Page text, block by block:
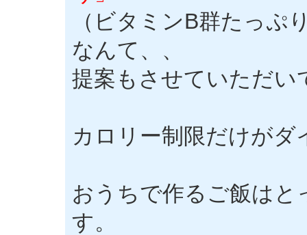
（ビタミンB群たっぷ
なんて、、
提案もさせていただい
カロリー制限だけが
おうちで作るご飯は
す。